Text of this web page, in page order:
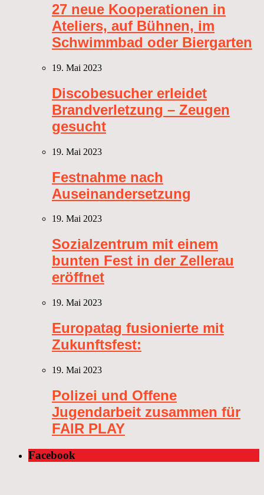
27 neue Kooperationen in
Ateliers, auf Bühnen, im
Schwimmbad oder Biergarten
19. Mai 2023
Discobesucher erleidet
Brandverletzung – Zeugen
gesucht
19. Mai 2023
Festnahme nach
Auseinandersetzung
19. Mai 2023
Sozialzentrum mit einem
bunten Fest in der Zellerau
eröffnet
19. Mai 2023
Europatag fusionierte mit
Zukunftsfest:
19. Mai 2023
Polizei und Offene
Jugendarbeit zusammen für
FAIR PLAY
Facebook